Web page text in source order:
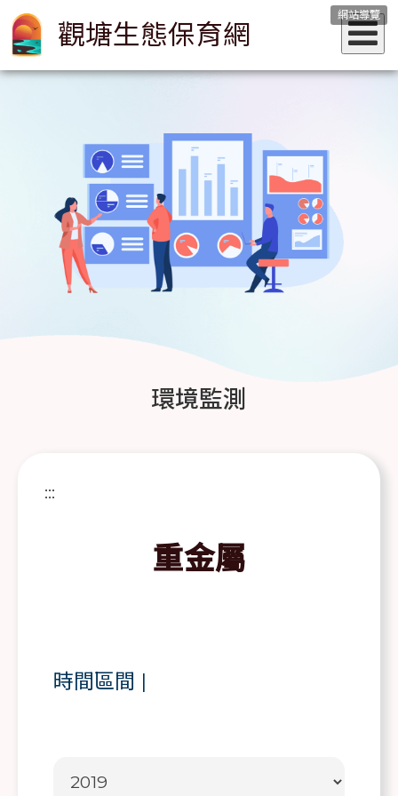
網站導覽
觀塘生態保育網
環境監測
:::
重金屬
時間區間 |